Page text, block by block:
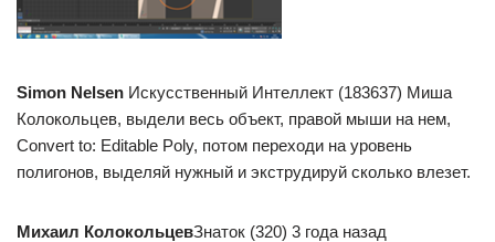
Simon Nelsen Искусственный Интеллект (183637) Миша
Колокольцев, выдели весь объект, правой мыши на нем,
Convert to: Editable Poly, потом переходи на уровень
полигонов, выделяй нужный и экструдируй сколько влезет.
Михаил КолокольцевЗнаток (320) 3 года назад